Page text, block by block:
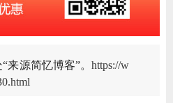
来源简忆博客”。https://w